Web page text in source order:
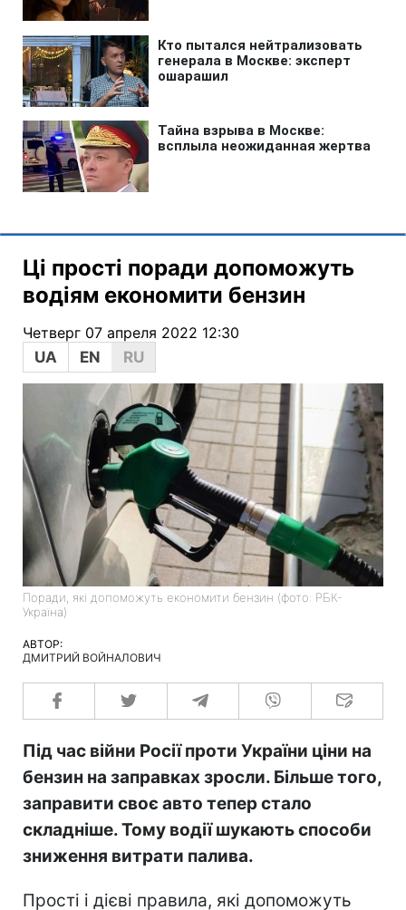
Ці прості поради допоможуть
водіям економити бензин
Четверг 07 апреля 2022 12:30
UA
EN RU
Поради, які допоможуть економити бензин (фото: РБК-
Україна)
АВТОР:
ДМИТРИЙ ВОЙНАЛОВИЧ
Під час війни Росії проти України ціни на
бензин на заправках зросли. Більше того,
заправити своє авто тепер стало
складніше. Тому водії шукають способи
зниження витрати палива.
Прості і дієві правила, які допоможуть